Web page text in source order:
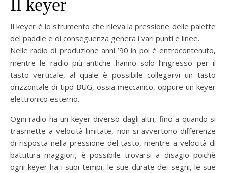
Il keyer
Il keyer è lo strumento che rileva la pressione delle palette
del paddle e di conseguenza genera i vari punti e linee.
Nelle radio di produzione anni ’90 in poi è entrocontenuto,
mentre le radio più antiche hanno solo l’ingresso per il
tasto verticale, al quale è possibile collegarvi un tasto
orizzontale di tipo BUG, ossia meccanico, oppure un keyer
elettronico esterno.
Ogni radio ha un keyer diverso dagli altri, fino a quando si
trasmette a velocità limitate, non si avvertono differenze
di risposta nella pressione del tasto, mentre a velocità di
battitura maggiori, è possibile trovarsi a disagio poichè
ogni keyer ha i suoi tempi, le sue durate dei segni, le sue